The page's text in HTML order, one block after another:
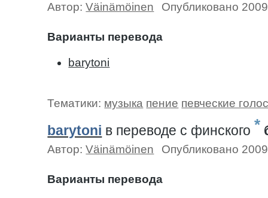
Автор:Väinämöinen Опубликовано
Варианты перевода
barytoni
Тематики: музыка пение певческие
barytoni в переводе c финского *
Автор:Väinämöinen Опубликовано
Варианты перевода